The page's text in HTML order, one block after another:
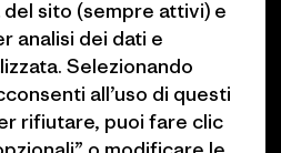
Patagonia Italia Mappa del sito
sito (sempre attivi) e
analisi dei dati e
Selezionando
all’uso di questi
rifiutare, puoi fare clic